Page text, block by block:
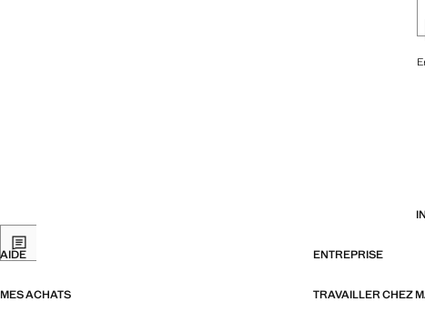
AIDE ENTREPRISE
MES ACHATS TRAVAILLER CHEZ